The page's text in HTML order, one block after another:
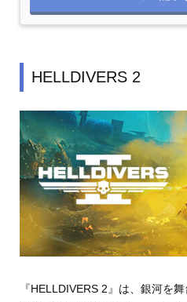
HELLDIVERS 2
『HELLDIVERS 2』は、銀河を